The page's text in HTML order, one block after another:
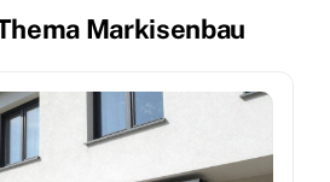
Markisenbau